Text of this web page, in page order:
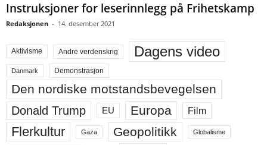
Instruksjoner for leserinnlegg på Frihetskamp
Redaksjonen - 14. desember 2021
Aktivisme Andre verdenskrig Dagens video
Danmark Demonstrasjon
Den nordiske motstandsbevegelsen
Donald Trump EU Europa Film
Flerkultur Gaza Geopolitikk Globalisme